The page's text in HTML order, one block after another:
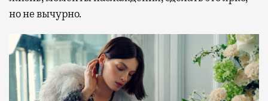
но не вычурно.